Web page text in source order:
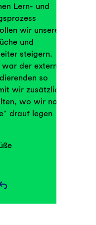
Lern- und
wir unsere
und
steigern.
der externe
so
wir zusätzliche
wo wir noch
drauf legen